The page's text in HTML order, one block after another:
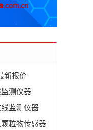
新报价
测仪器
监测仪器
粒物传感器